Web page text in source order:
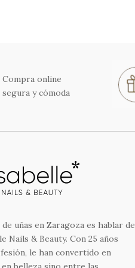
Compra online
segura y cómoda
uñas en Zaragoza es hablar de
Nails & Beauty. Con 25 años
le han convertido en